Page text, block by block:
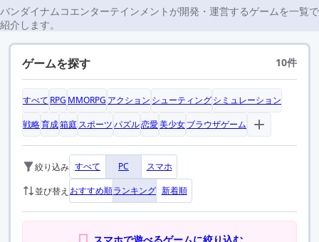
バンダイナムコエンターテインメントが開発・運営するゲームを一覧で
紹介します。
ゲームを探す 10件
すべて RPG MMORPG アクション シューティングシミュレーション
戦略育成箱庭 スポーツパズル恋愛美少女ブラウザゲーム
絞り込み すべて PC スマホ
並び替え おすすめ順ランキング 新着順